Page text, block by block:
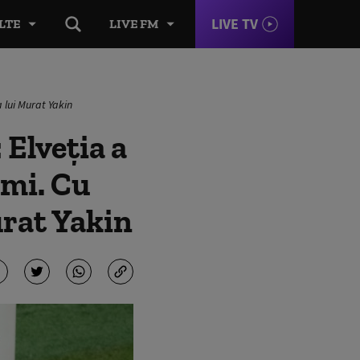
LIVE FM LIVE TV
lui Murat Yakin
Elveţia a
Cu
Yakin